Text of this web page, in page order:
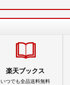
楽天ブックス
いつでも全品送料無料